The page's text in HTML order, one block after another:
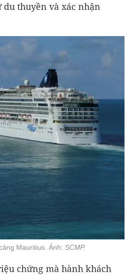
thuyền và xác nhận
Mauritius. Ảnh: SCMP.
chứng mà hành khách